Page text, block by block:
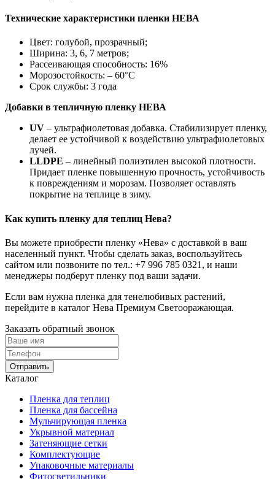
Технические характеристики пленки НЕВА
Цвет: голубой, прозрачный;
Ширина: 3, 6, 7 метров;
Рассеивающая способность: 16%
Морозостойкость: – 60°С
Срок службы: 3 года
Добавки в тепличную пленку НЕВА
UV – ультрафиолетовая добавка. Стабилизирует пленку,
делает ее устойчивой к воздействию ультрафиолетовых
лучей.
LLDPE – линейный полиэтилен высокой плотности.
Придает пленке повышенную прочность, устойчивость
к повреждениям и морозам. Позволяет оставлять
покрытие на теплице в зиму.
Как купить пленку для теплиц Нева?
Вы можете приобрести пленку «Нева» с доставкой в ваш
населенный пункт. Чтобы сделать заказ, воспользуйтесь
сайтом или позвоните по тел.: +7 996 785 0321 , и наши
менеджеры подберут пленку под ваши задачи.
Если вам нужна пленка для тенелюбивых растений,
перейдите в каталог Нева Премиум Светооражающая.
Заказать обратный звонок
Отправить
Каталог
Пленка для теплиц
Пленка для бассейна
Мульчирующая пленка
Укрывной материал
Затеняющие сетки
Комплектующие
Упаковочные материалы
Фитосветильники